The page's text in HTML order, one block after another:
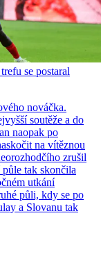
se postaral
nováčka.
soutěže a do
naopak po
na vítěznou
zrušil
tak skončila
utkání
půli, kdy se po
a Slovanu tak